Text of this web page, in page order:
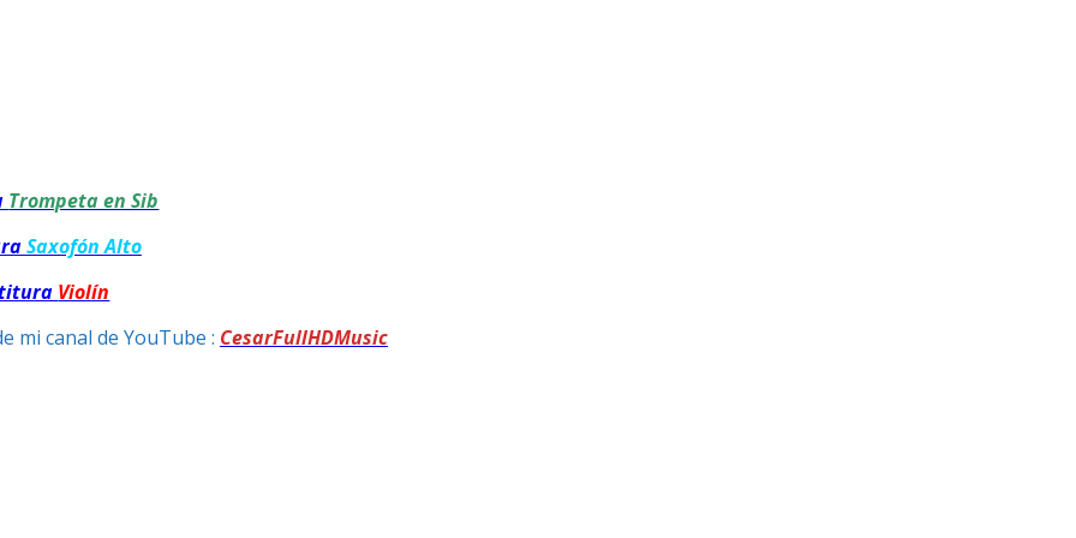
Trompeta en Sib
Saxofón Alto
Violín
mi canal de YouTube : CesarFullHDMusic